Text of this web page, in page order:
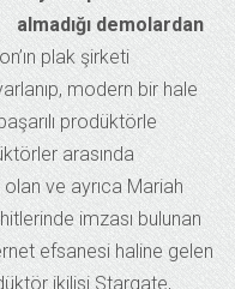
almadığı demolardan
plak şirketi
modern bir hale
prodüktörle
arasında
ve ayrıca Mariah
imzası bulunan
efsanesi haline gelen
ikilisi Stargate,